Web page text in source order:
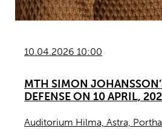
10.04.2026 10:00
MTH SIMON
DEFENSE ON 10 APRIL,
Auditorium Hilma, Astra,